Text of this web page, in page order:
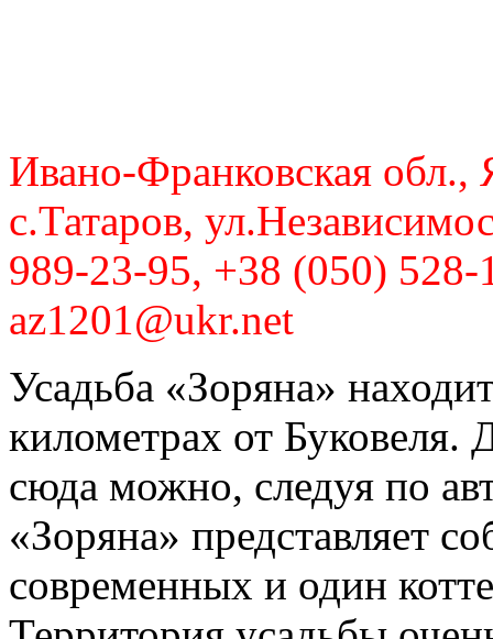
Ивано-Франковская обл.,
с.Татаров,
989-23-95, +38 (050)
az1201@ukr.net
Усадьба «Зоряна»
километрах от Буковеля.
сюда можно, следуя по
«Зоряна» представляет
современных и один